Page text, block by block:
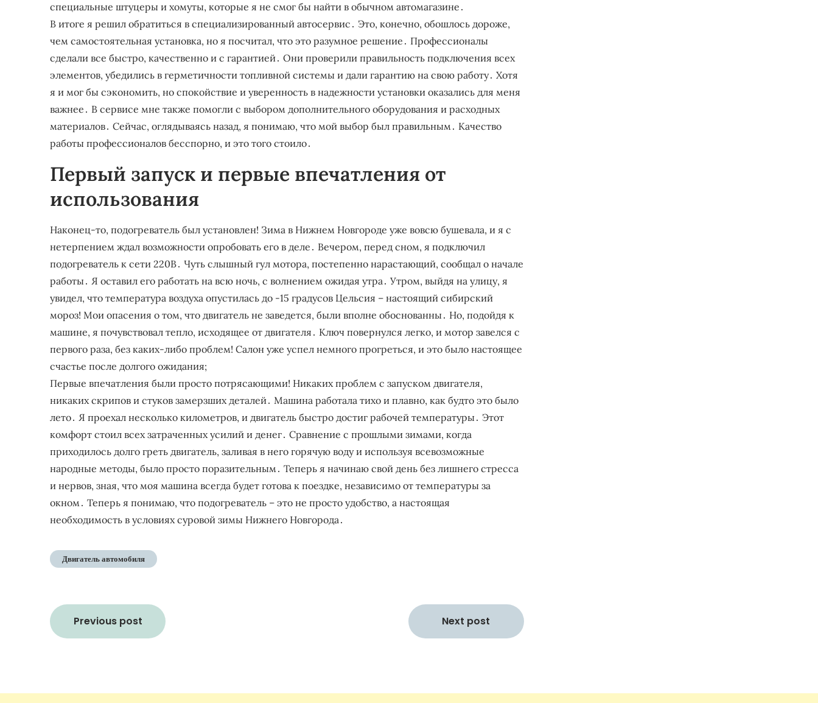
специальные штуцеры и хомуты, которые я не смог бы найти в обычном автомагазине․
В итоге я решил обратиться в специализированный автосервис․ Это, конечно, обошлось дороже,
чем самостоятельная установка, но я посчитал, что это разумное решение․ Профессионалы
сделали все быстро, качественно и с гарантией․ Они проверили правильность подключения всех
элементов, убедились в герметичности топливной системы и дали гарантию на свою работу․ Хотя
я и мог бы сэкономить, но спокойствие и уверенность в надежности установки оказались для меня
важнее․ В сервисе мне также помогли с выбором дополнительного оборудования и расходных
материалов․ Сейчас, оглядываясь назад, я понимаю, что мой выбор был правильным․ Качество
работы профессионалов бесспорно, и это того стоило․
Первый запуск и первые впечатления от
использования
Наконец-то, подогреватель был установлен! Зима в Нижнем Новгороде уже вовсю бушевала, и я с
нетерпением ждал возможности опробовать его в деле․ Вечером, перед сном, я подключил
подогреватель к сети 220В․ Чуть слышный гул мотора, постепенно нарастающий, сообщал о начале
работы․ Я оставил его работать на всю ночь, с волнением ожидая утра․ Утром, выйдя на улицу, я
увидел, что температура воздуха опустилась до -15 градусов Цельсия – настоящий сибирский
мороз! Мои опасения о том, что двигатель не заведется, были вполне обоснованны․ Но, подойдя к
машине, я почувствовал тепло, исходящее от двигателя․ Ключ повернулся легко, и мотор завелся с
первого раза, без каких-либо проблем! Салон уже успел немного прогреться, и это было настоящее
счастье после долгого ожидания;
Первые впечатления были просто потрясающими! Никаких проблем с запуском двигателя,
никаких скрипов и стуков замерзших деталей․ Машина работала тихо и плавно, как будто это было
лето․ Я проехал несколько километров, и двигатель быстро достиг рабочей температуры․ Этот
комфорт стоил всех затраченных усилий и денег․ Сравнение с прошлыми зимами, когда
приходилось долго греть двигатель, заливая в него горячую воду и используя всевозможные
народные методы, было просто поразительным․ Теперь я начинаю свой день без лишнего стресса
и нервов, зная, что моя машина всегда будет готова к поездке, независимо от температуры за
окном․ Теперь я понимаю, что подогреватель – это не просто удобство, а настоящая
необходимость в условиях суровой зимы Нижнего Новгорода․
Двигатель автомобиля
Навигация
по
Previous post Next post